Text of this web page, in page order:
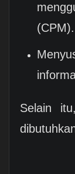
(CPM).
Selain